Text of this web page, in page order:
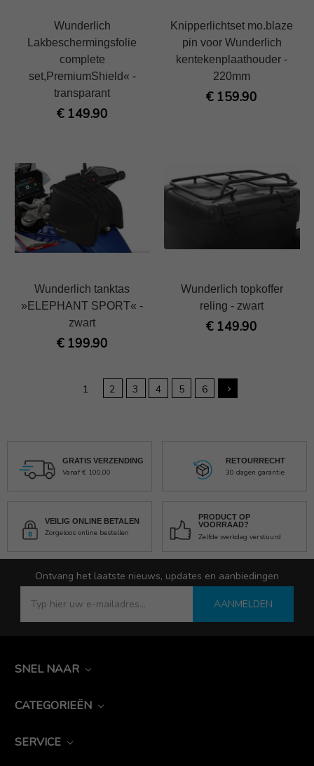
Wunderlich
Lakbeschermingsfolie
complete
set,PremiumShield« -
transparant
€ 149.90
Knipperlichtset mo.blaze
pin voor Wunderlich
kentekenplaathouder -
220mm
€ 159.90
Wunderlich tanktas
»ELEPHANT SPORT« -
zwart
€ 199.90
Wunderlich topkoffer
reling - zwart
€ 149.90
1 2 3 4 5 6
GRATIS VERZENDING
Vanaf € 100,00
RETOURRECHT
30 dagen garantie
VEILIG ONLINE BETALEN
Zorgeloos online bestellen
PRODUCT OP
VOORRAAD?
Zelfde werkdag verstuurd
Ontvang het laatste nieuws, updates en aanbiedingen
AANMELDEN
SNEL NAAR
CATEGORIEËN
SERVICE